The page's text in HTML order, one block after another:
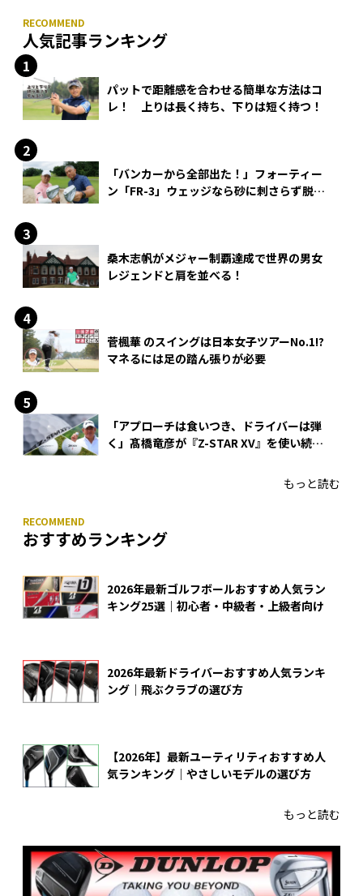
人気記事ランキング
パットで距離感を合わせる簡単な方法はコ
レ！ 上りは長く持ち、下りは短く持つ！
「バンカーから全部出た！」フォーティー
ン「FR-3」ウェッジなら砂に刺さらず脱出
桑木志帆がメジャー制覇達成で世界の男女
レジェンドと肩を並べる！
菅楓華 のスイングは日本女子ツアーNo.1!?
マネるには足の踏ん張りが必要
「アプローチは食いつき、ドライバーは弾
く」髙橋竜彦が『Z-STAR XV』を使い続け
もっと読む
おすすめランキング
2026年最新ゴルフボールおすすめ人気ラン
キング25選｜初心者・中級者・上級者向け
2026年最新ドライバーおすすめ人気ランキ
ング｜飛ぶクラブの選び方
【2026年】最新ユーティリティおすすめ人
気ランキング｜やさしいモデルの選び方
もっと読む